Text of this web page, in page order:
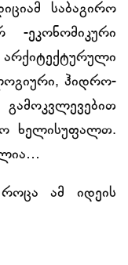
საბაგირო
-ეკონომიკური
ჰიდრო-
ხელისუფალთ.
ამ იდეის